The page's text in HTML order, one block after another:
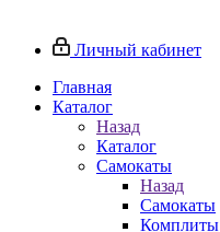
Личный кабинет
Главная
Каталог
Назад
Каталог
Самокаты
Назад
Самокаты
Комплиты